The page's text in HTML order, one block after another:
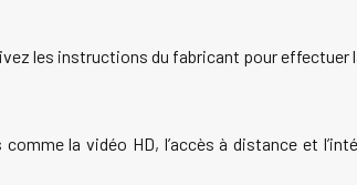
les instructions du fabricant pour effectuer
la vidéo HD, l’accès à distance et